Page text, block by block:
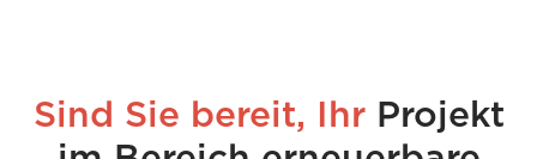
Sind Sie bereit, Ihr Projekt